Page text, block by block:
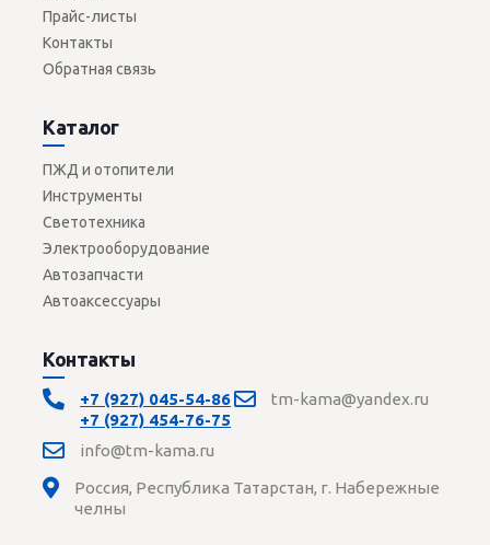
Прайс-листы
Контакты
Обратная связь
Каталог
ПЖД и отопители
Инструменты
Светотехника
Электрооборудование
Автозапчасти
Автоаксессуары
Контакты
+7 (927) 045-54-86
+7 (927) 454-76-75
tm-kama@yandex.ru
info@tm-kama.ru
Россия, Республика Татарстан, г. Набережные
челны